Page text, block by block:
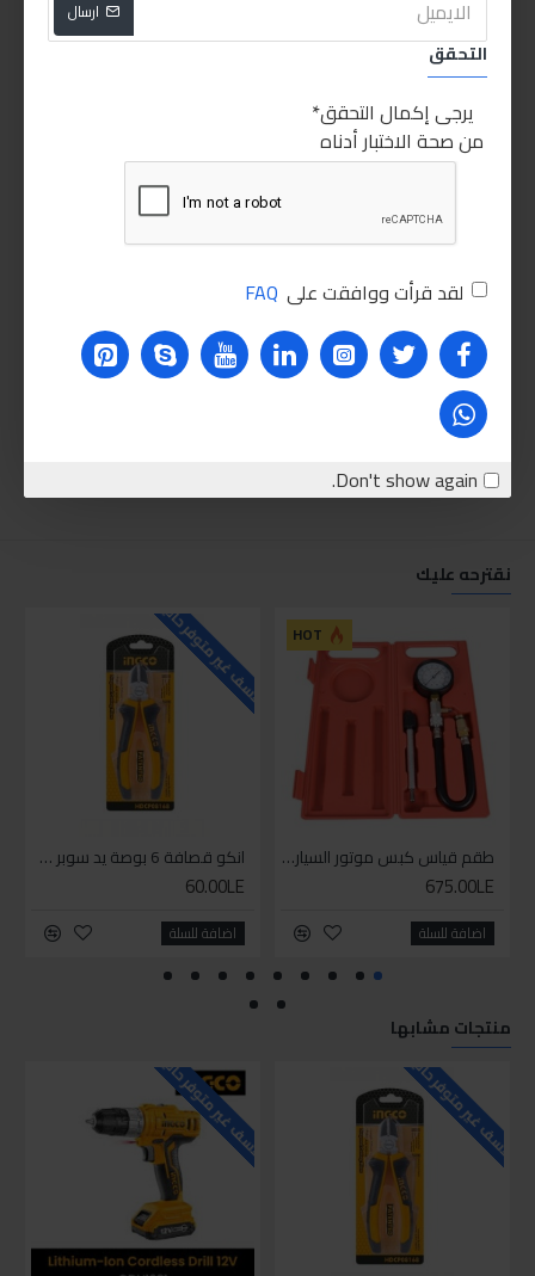
ارسال
التحقق
يرجى إكمال التحقق
من صحة الاختبار أدناه
لقد قرأت ووافقت على FAQ
Don't show again.
نقترحه عليك
HOT
طقم قياس كبس موتور السياره 3 ق
675.00LE
اضافة للسلة
للاسف غير متوفر حاليا
انكو قصافة 6 بوصة يد سوبر وان
60.00LE
اضافة للسلة
منتجات مشابها
للاسف غير متوفر حاليا للاسف غير متوفر حاليا